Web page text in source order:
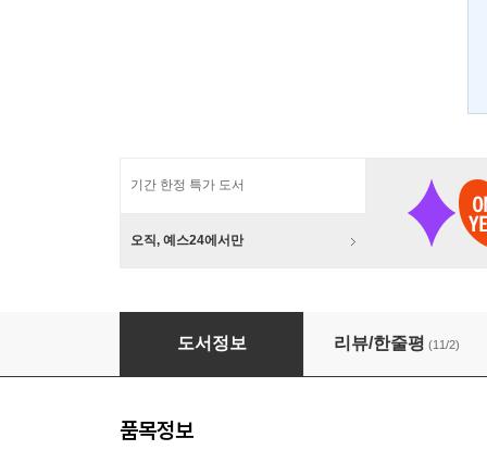
기간 한정 특가 도서
오직, 예스24에서만
청년 반크, 세계를 품다
도서정보 리뷰/한줄평 (11/2)
품목정보